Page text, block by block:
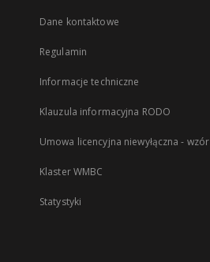
Dane kontaktowe
Regulamin
Informacje techniczne
Klauzula informacyjna RODO
Umowa licencyjna niewyłączna - wzór
Klaster WMBC
Statystyki